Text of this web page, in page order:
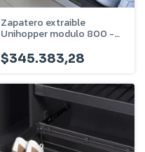
Zapatero extraible
Unihopper modulo 800 -
$345.383,28